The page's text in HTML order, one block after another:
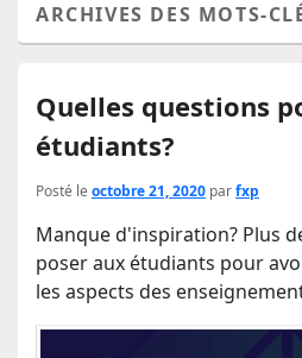
ARCHIVES DES MOTS-
Quelles questions
étudiants?
Posté le octobre 21, 2020 parfxp
Manque d'inspiration? Plus
poser aux étudiants pour
les aspects des